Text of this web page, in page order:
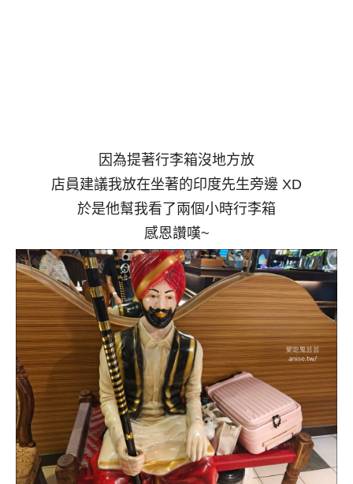
因為提著行李箱沒地方放
店員建議我放在坐著的印度先生旁邊 XD
於是他幫我看了兩個小時行李箱
感恩讚嘆~